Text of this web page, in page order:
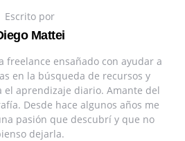
Escrito por
Mattei
freelance ensañado con ayudar a
en la búsqueda de recursos y
el aprendizaje diario. Amante del
Desde hace algunos años me
pasión que descubrí y que no
dejarla.